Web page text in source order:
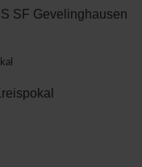
SF Gevelinghausen